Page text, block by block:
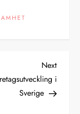
Next
Post
Next
i
Sverige